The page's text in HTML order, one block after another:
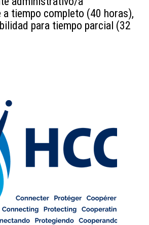
tiempo completo (40 horas),
para tiempo parcial (32